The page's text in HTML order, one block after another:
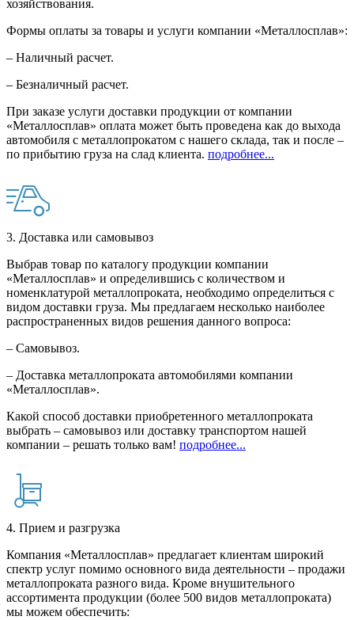
хозяйствования.
Формы оплаты за товары и услуги компании «Металлосплав»:
– Наличный расчет.
– Безналичный расчет.
При заказе услуги доставки продукции от компании
«Металлосплав» оплата может быть проведена как до выхода
автомобиля с металлопрокатом с нашего склада, так и после –
по прибытию груза на слад клиента. подробнее...
3. Доставка или самовывоз
Выбрав товар по каталогу продукции компании
«Металлосплав» и определившись с количеством и
номенклатурой металлопроката, необходимо определиться с
видом доставки груза. Мы предлагаем несколько наиболее
распространенных видов решения данного вопроса:
– Самовывоз.
– Доставка металлопроката автомобилями компании
«Металлосплав».
Какой способ доставки приобретенного металлопроката
выбрать – самовывоз или доставку транспортом нашей
компании – решать только вам! подробнее...
4. Прием и разгрузка
Компания «Металлосплав» предлагает клиентам широкий
спектр услуг помимо основного вида деятельности – продажи
металлопроката разного вида. Кроме внушительного
ассортимента продукции (более 500 видов металлопроката)
мы можем обеспечить: